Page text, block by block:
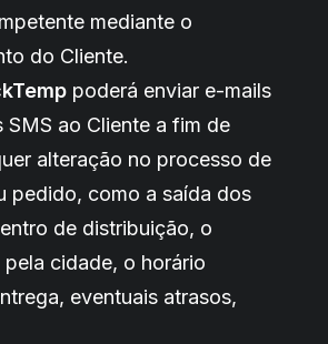
mediante o
do Cliente.
poderá enviar e-mails
SMS ao Cliente a fim de
alteração no processo de
pedido, como a saída dos
de distribuição, o
cidade, o horário
eventuais atrasos,